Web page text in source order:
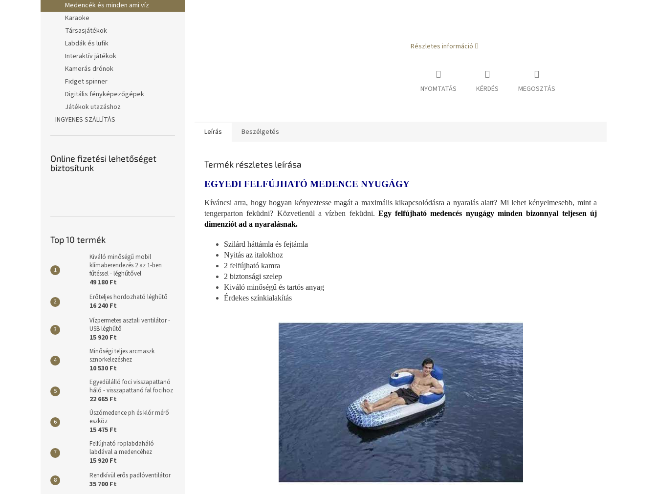
Medencék és minden ami víz
Karaoke
Társasjátékok
Labdák és lufik
Interaktív játékok
Kamerás drónok
Fidget spinner
Digitális fényképezőgépek
Játékok utazáshoz
INGYENES SZÁLLÍTÁS
Online fizetési lehetőséget
biztosítunk
Top 10 termék
Kiváló minőségű mobil
klímaberendezés 2 az 1-ben
fűtéssel - léghűtővel
49 180 Ft
Erőteljes hordozható léghűtő
16 240 Ft
Vízpermetes asztali ventilátor -
USB léghűtő
15 920 Ft
Minőségi teljes arcmaszk
sznorkelezéshez
10 530 Ft
Egyedülálló foci visszapattanó
háló - visszapattanó fal focihoz
22 665 Ft
Úszómedence ph és klór mérő
eszköz
15 475 Ft
Felfújható röplabdaháló
labdával a medencéhez
15 920 Ft
Rendkívül erős padlóventilátor
35 700 Ft
Részletes információ
NYOMTATÁS KÉRDÉS MEGOSZTÁS
Leírás Beszélgetés
Termék részletes leírása
EGYEDI FELFÚJHATÓ MEDENCE NYUGÁGY
Kíváncsi arra, hogy hogyan kényeztesse magát a maximális kikapcsolódásra a nyaralás alatt? Mi lehet kényelmesebb, mint a
tengerparton feküdni? Közvetlenül a vízben feküdni. Egy felfújható medencés nyugágy minden bizonnyal teljesen új
dimenziót ad a nyaralásnak.
Szilárd háttámla és fejtámla
Nyitás az italokhoz
2 felfújható kamra
2 biztonsági szelep
Kiváló minőségű és tartós anyag
Érdekes színkialakítás